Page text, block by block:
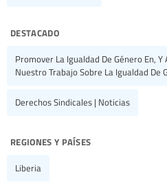
destacado
Promover La Igualdad De Género En, Y
Nuestro Trabajo Sobre La Igualdad De
Derechos Sindicales | Noticias
regiones y países
Liberia